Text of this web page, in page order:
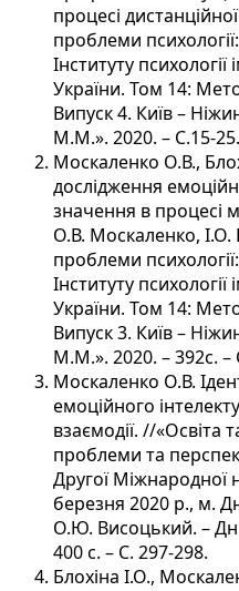
процесі
проблеми
Інституту
України. Том 14:
Випуск 4. Київ –
М.М.». 2020. – C.15-25.
Москаленко О.В.,
дослідження
значення в процесі
О.В. Москаленко, І.О.
проблеми
Інституту
України. Том 14:
Випуск 3. Київ –
М.М.». 2020. – 392с. –
Москаленко О.В.
емоційного
взаємодії. //«Освіта
проблеми та
Другої Міжнародної
березня 2020 р., м.
О.Ю. Висоцький. –
400 с. – С. 297-298.
Блохіна І.О.,